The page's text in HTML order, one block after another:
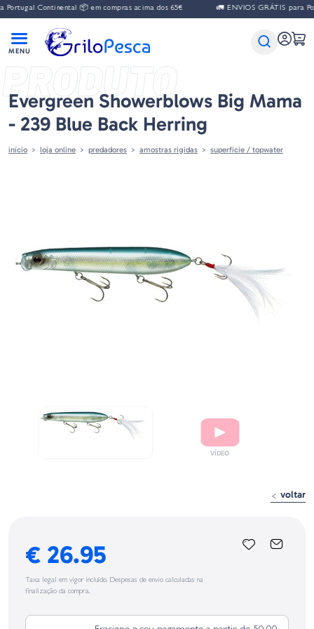
Continental 📦 em compras acima dos 65€ 🚛 ENVIOS GRÁTIS para
PRODUTO
Evergreen Showerblows Big Mama
- 239 Blue Back Herring
início loja online predadores amostras rigidas superficie / topwater
voltar
€ 26.95
Taxa legal em vigor incluído. Despesas de envio calculadas na
finalização da compra.